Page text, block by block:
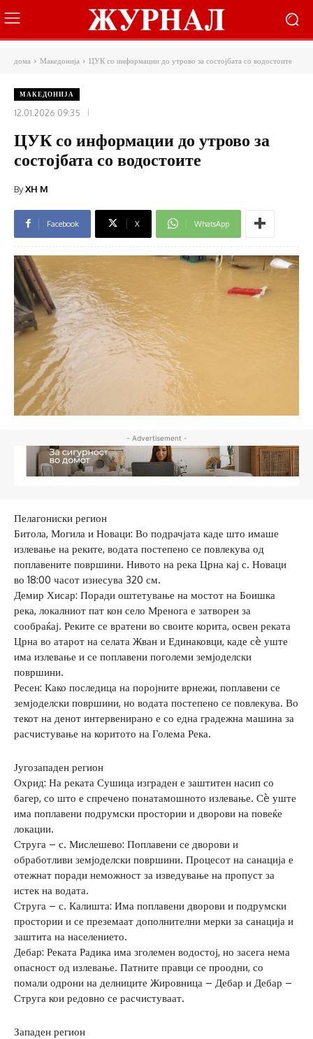
дома Македонија ЦУК со информации до утрово за состојбата со водостоите
МАКЕДОНИЈА
12.01.2026 09:35
ЦУК со информации до утрово за
состојбата со водостоите
ByXH M
Facebook X WhatsApp
- Advertisement -
Пелагониски регион
Битола, Могила и Новаци: Во подрачјата каде што имаше
излевање на реките, водата постепено се повлекува од
поплавените површини. Нивото на река Црна кај с. Новаци
во 18:00 часот изнесува 320 см.
Демир Хисар: Поради оштетување на мостот на Боишка
река, локалниот пат кон село Мренога е затворен за
сообраќај. Реките се вратени во своите корита, освен реката
Црна во атарот на селата Жван и Единаковци, каде сè уште
има излевање и се поплавени поголеми земјоделски
површини.
Ресен: Како последица на поројните врнежи, поплавени се
земјоделски површини, но водата постепено се повлекува. Во
текот на денот интервенирано е со една градежна машина за
расчистување на коритото на Голема Река.
Југозападен регион
Охрид: На реката Сушица изграден е заштитен насип со
багер, со што е спречено понатамошното излевање. Сè уште
има поплавени подрумски простории и дворови на повеќе
локации.
Струга – с. Мислешево: Поплавени се дворови и
обработливи земјоделски површини. Процесот на санација е
отежнат поради неможност за изведување на пропуст за
истек на водата.
Струга – с. Калишта: Има поплавени дворови и подрумски
простории и се преземаат дополнителни мерки за санација и
заштита на населението.
Дебар: Реката Радика има зголемен водостој, но засега нема
опасност од излевање. Патните правци се проодни, со
помали одрони на делниците Жировница – Дебар и Дебар –
Струга кои редовно се расчистуваат.
Западен регион